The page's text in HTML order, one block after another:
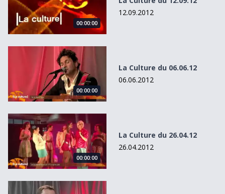
00:00:00
12.09.2012
La Culture du 06.06.12
00:00:00
La Culture du 06.06.12
06.06.2012
La Culture du 26.04.12
00:00:00
La Culture du 26.04.12
26.04.2012
La Culture du 12.12.11